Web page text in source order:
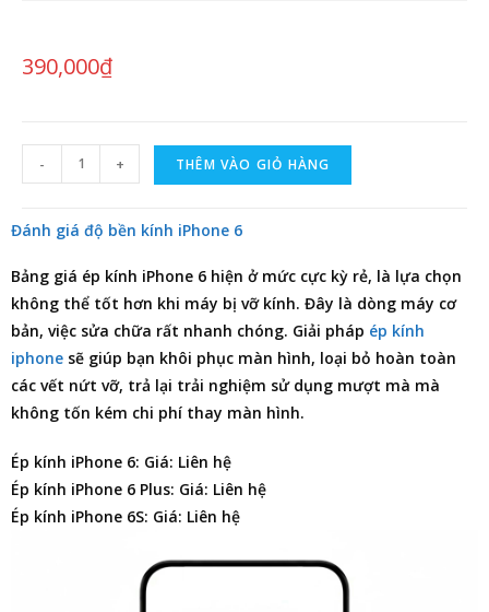
390,000₫
- + THÊM VÀO GIỎ HÀNG
Đánh giá độ bền kính iPhone 6
Bảng giá ép kính iPhone 6 hiện ở mức cực kỳ rẻ, là lựa chọn
không thể tốt hơn khi máy bị vỡ kính. Đây là dòng máy cơ
bản, việc sửa chữa rất nhanh chóng. Giải pháp ép kính
iphone sẽ giúp bạn khôi phục màn hình, loại bỏ hoàn toàn
các vết nứt vỡ, trả lại trải nghiệm sử dụng mượt mà mà
không tốn kém chi phí thay màn hình.
Ép kính iPhone 6: Giá: Liên hệ
Ép kính iPhone 6 Plus: Giá: Liên hệ
Ép kính iPhone 6S: Giá: Liên hệ